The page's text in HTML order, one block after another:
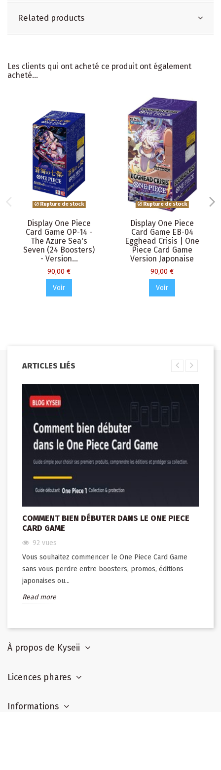
Related products
Les clients qui ont acheté ce produit ont également
acheté...
Rupture de stock
Display One Piece
Card Game OP-14 -
The Azure Sea's
Seven (24 Boosters)
- Version...
90,00 €
Voir
Rupture de stock
Display One Piece
Card Game EB-04
Egghead Crisis | One
Piece Card Game
Version Japonaise
90,00 €
Voir
ARTICLES LIÉS
COMMENT BIEN DÉBUTER DANS LE ONE PIECE
CARD GAME
92 vues
Vous souhaitez commencer le One Piece Card Game
sans vous perdre entre boosters, promos, éditions
japonaises ou...
Read more
À propos de Kyseii
Licences phares
Informations